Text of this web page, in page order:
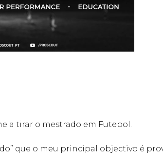
a tirar o mestrado em Futebol.
que o meu principal objectivo é